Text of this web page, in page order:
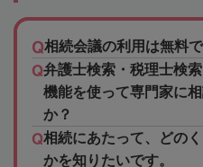
相続会議の利用は無料
弁護士検索・税理士検
機能を使って専門家に
か？
相続にあたって、どの
かを知りたいです。